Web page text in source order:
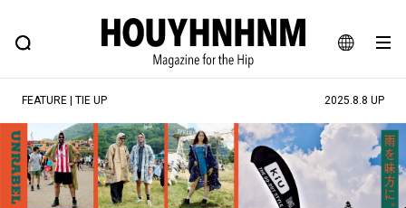
JA
EN
FEATURE BLOG SNAP
ヒップなファッション、カルチャー、ライフスタイルWEBマガジン
#注目のタグ
#SHOPPING ADDICT #憧れの逸品
FEATURE | TIE UP 2025.8.8 UP